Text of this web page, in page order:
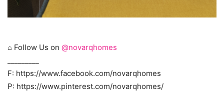
⌂ Follow Us on @novarqhomes
F: https://www.facebook.com/novarqhomes
P: https://www.pinterest.com/novarqhomes/